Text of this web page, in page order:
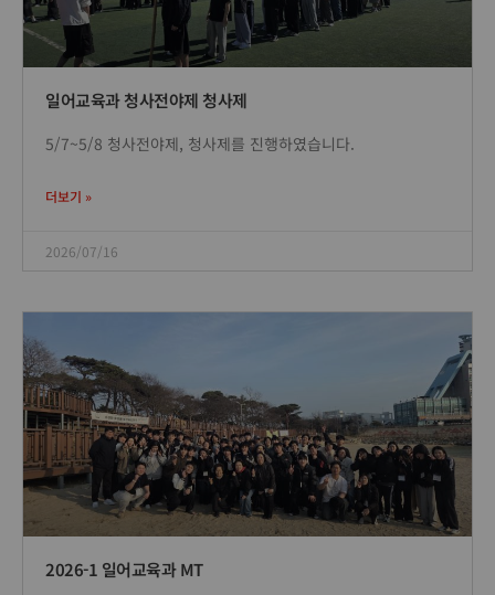
일어교육과 청사전야제 청사제
5/7~5/8 청사전야제, 청사제를 진행하였습니다.
더보기 »
2026/07/16
2026-1 일어교육과 MT